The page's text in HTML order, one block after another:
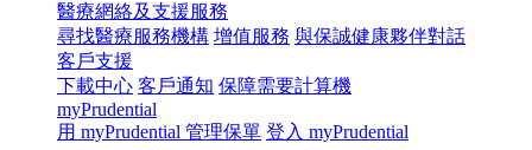
醫療網絡及支援服務
尋找醫療服務機構 增值服務 與保誠健康夥伴對話
客戶支援
下載中心 客戶通知 保障需要計算機
myPrudential
用 myPrudential 管理保單 登入 myPrudential